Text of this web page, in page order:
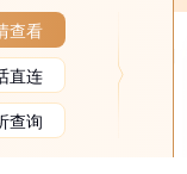
查看
直连
查询